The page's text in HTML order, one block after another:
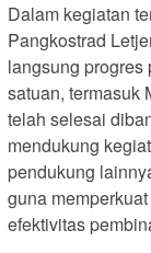
Dalam kegiatan
Pangkostrad
langsung progres
satuan, termasuk
telah selesai
mendukung
pendukung
guna
efektivitas